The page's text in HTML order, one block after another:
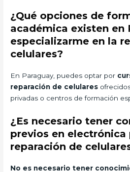
¿Qué opciones de
académica existen en
especializarme en la
celulares?
En Paraguay, puedes optar por
reparación de celulares
privadas o centros de formación
¿Es necesario tener
previos en electrónica
reparación de
No es necesario tener